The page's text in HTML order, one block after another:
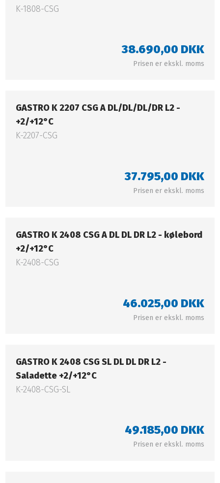
K-1808-CSG
38.690,00 DKK​
Prisen er ekskl. moms​
GASTRO K 2207 CSG A DL/DL/DL/DR L2 -
+2/+12°C​​​​
K-2207-CSG
37.795,00 DKK​
Prisen er ekskl. moms​
GASTRO K 2408 CSG A DL DL DR L2 - kølebord
+2/+12°C​​​​​
K-2408-CSG
46.025,00 DKK​
Prisen er ekskl. moms​
GASTRO K 2408 CSG SL DL DL DR L2 -
Saladette +2/+12°C​​​​​​
K-2408-CSG-SL
49.185,00 DKK
Prisen er ekskl. moms​